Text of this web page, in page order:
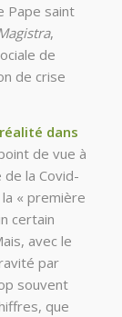
Pape saint
,
de
de crise
dans
de vue à
de la Covid-
« première
certain
avec le
par
souvent
que